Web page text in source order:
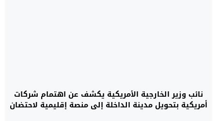
نائب وزير الخارجية الأمريكية يكشف عن اهتمام شركات
أمريكية بتحويل مدينة الداخلة إلى منصة إقليمية لاحتضان